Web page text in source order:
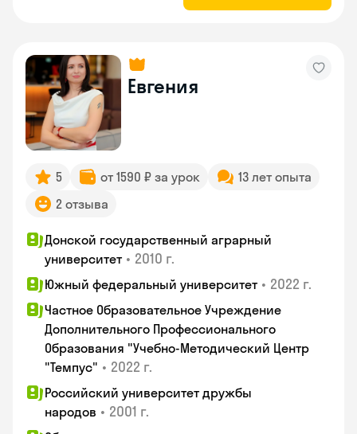
Евгения
5 от 1590 ₽ за урок
13 лет опыта
2 отзыва
Донской государственный аграрный
университет • 2010 г.
Южный федеральный университет • 2022 г.
Частное Образовательное Учреждение
Дополнительного Профессионального
Образования "Учебно-Методический Центр
"Темпус" • 2022 г.
Российский университет дружбы
народов • 2001 г.